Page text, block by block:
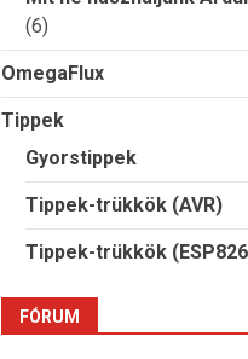
(6)
OmegaFlux
Tippek
Gyorstippek
Tippek-trükkök (AVR)
Tippek-trükkök
FÓRUM